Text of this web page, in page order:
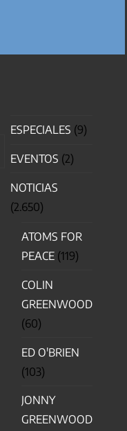
ESPECIALES (9)
EVENTOS (2)
NOTICIAS
(2.650)
ATOMS FOR
PEACE (119)
COLIN
GREENWOOD
(60)
ED O'BRIEN
(103)
JONNY
GREENWOOD